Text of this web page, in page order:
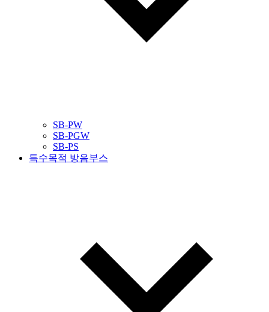
SB-PW
SB-PGW
SB-PS
특수목적 방음부스